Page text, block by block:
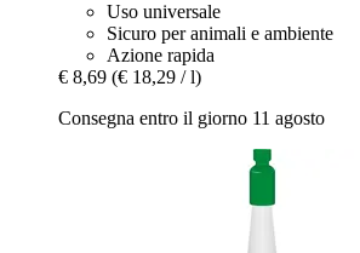
Uso universale
Sicuro per animali e ambiente
Azione rapida
€ 8,69 (€ 18,29 / l)
Consegna entro il giorno 11 agosto